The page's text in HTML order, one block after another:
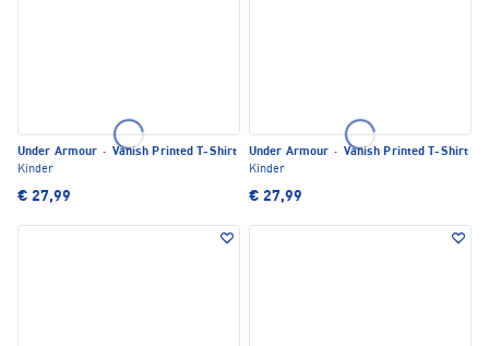
Under Armour · Vanish Printed T-Shirt
Kinder
€ 27,99
Under Armour · Vanish Printed T-Shirt
Kinder
€ 27,99